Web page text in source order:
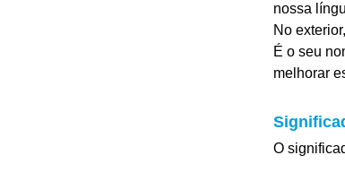
nossa
No
É o seu
melhorar
O